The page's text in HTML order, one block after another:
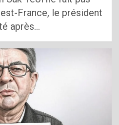
France, le président
après…